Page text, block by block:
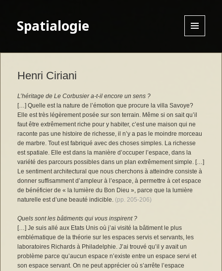
Spatialogie
Henri Ciriani
L’héritage de Le Corbusier a-t-il encore un sens ?
[…] Quelle est la nature de l’émotion que procure la villa Savoye?
Elle est très légèrement posée sur son terrain. Même si on sait qu’il
faut être extrêmement riche pour y habiter, c’est une maison qui ne
raconte pas une histoire de richesse, il n’y a pas le moindre morceau
de marbre. Tout est fabriqué avec des choses simples. La richesse
est spatiale. Elle est dans la manière d’occuper l’espace, dans la
variété des parcours possibles dans un plan extrêmement simple. […]
Le sentiment architectural que nous cherchons à atteindre consiste à
donner suffisamment d’ampleur à l’espace, à permettre à cet espace
de bénéficier de « la lumière du Bon Dieu », parce que la lumière
naturelle est d’une beauté indicible. (pp. 205-206)
Quels sont les bâtiments qui vous inspirent ?
[…] Je suis allé aux Etats Unis où j’ai visité la bâtiment le plus
emblématique de la théorie sur les espaces servis et servants, les
laboratoires Richards à Philadelphie. J’ai trouvé qu’il y avait un
problème parce qu’aucun espace n’existe entre un espace servi et
son espace servant. On ne peut apprécier où s’arrête l’espace